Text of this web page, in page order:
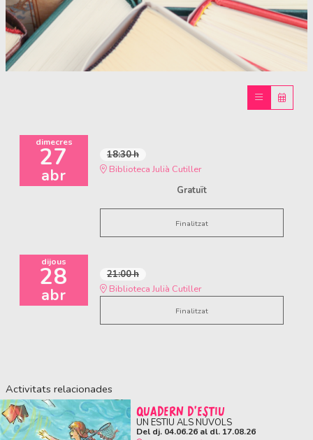
dimecres
27
abr
18:30 h
Biblioteca Julià Cutiller
Gratuït
Finalitzat
dijous
28
abr
21:00 h
Biblioteca Julià Cutiller
Finalitzat
Activitats relacionades
QUADERN D'ESTIU
UN ESTIU ALS NÚVOLS
Del dj. 04.06.26al dl. 17.08.26